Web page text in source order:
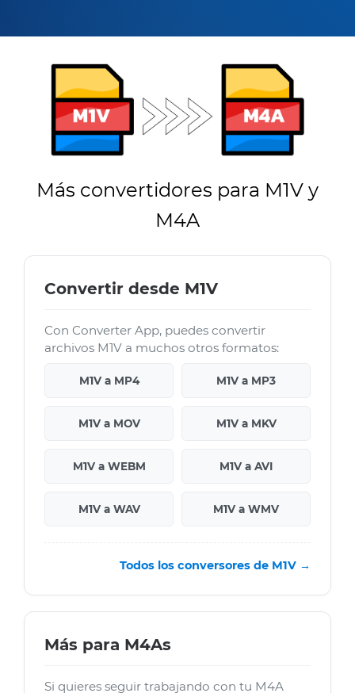
Más convertidores para M1V y
M4A
Convertir desde M1V
Con Converter App, puedes convertir
archivos M1V a muchos otros formatos:
M1V a MP4 M1V a MP3
M1V a MOV M1V a MKV
M1V a WEBM M1V a AVI
M1V a WAV M1V a WMV
Todos los conversores de M1V →
Más para M4As
Si quieres seguir trabajando con tu M4A